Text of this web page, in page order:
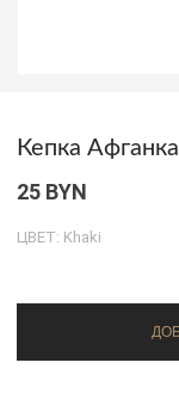
Кепка Афганка
25 BYN
ЦВЕТ: Khaki